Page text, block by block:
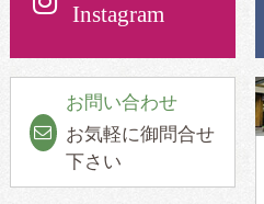
Instagram
お問い合わせ
お気軽に御問合せ
下さい